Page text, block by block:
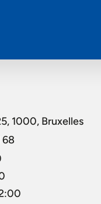
1000, Bruxelles
68